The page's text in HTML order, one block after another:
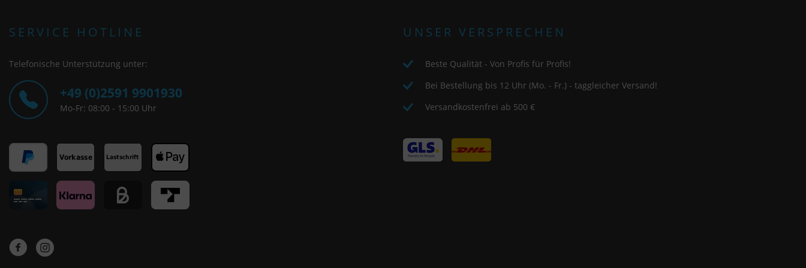
SERVICE HOTLINE
Telefonische Unterstützung unter:
+49 (0)2591 9901930
Mo-Fr: 08:00 - 15:00 Uhr
UNSER VERSPRECHEN
Beste Qualität - Von Profis für Profis!
Bei Bestellung bis 12 Uhr (Mo. - Fr.) - taggleicher Versand!
Versandkostenfrei ab 500 €
Es besteht insbesondere das Risiko, dass Ihre Daten von US-
essenzielle Cookies akzeptieren" klicken, findet die oben
beschriebene Übertragung nicht statt.